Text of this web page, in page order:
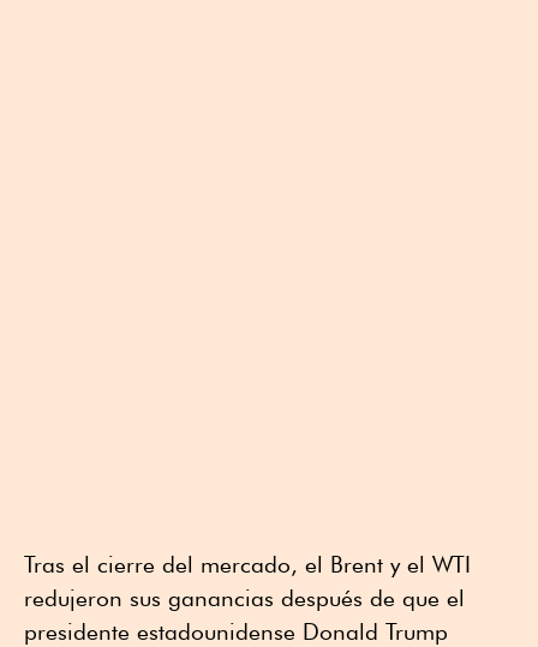
Tras el cierre del mercado, el Brent y el WTI
redujeron sus ganancias después de que el
presidente estadounidense Donald Trump